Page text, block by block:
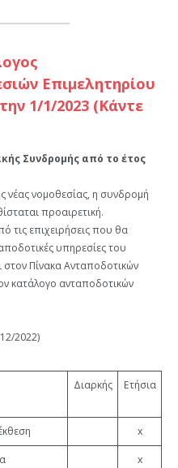
Επιμελητηρίου
1/1/2023 (Κάντε
Συνδρομής από το έτος
νέας νομοθεσίας, η συνδρομή
προαιρετική.
τις επιχειρήσεις που θα
υπηρεσίες του
Πίνακα Ανταποδοτικών
κατάλογο ανταποδοτικών
2022)
Διαρκής Ετήσια
x
x